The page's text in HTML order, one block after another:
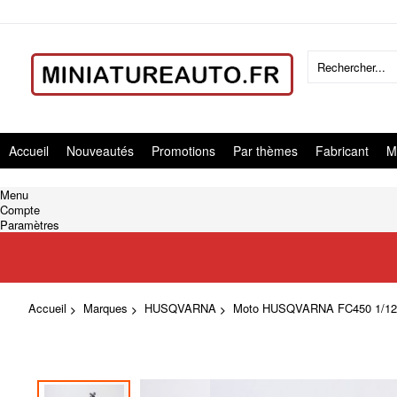
Accueil Nouveautés Promotions Par thèmes Fabricant
Menu
Compte
Paramètres
Accueil Marques HUSQVARNA Moto HUSQVARNA FC450 1/12
Skip